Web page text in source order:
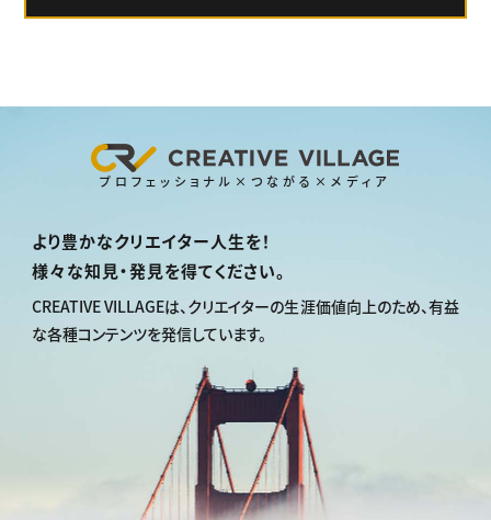
プロフェッショナル×つながる×メディア
より豊かなクリエイター人生を！
様々な知見・発見を得てください。
CREATIVE VILLAGEは、クリエイターの生涯価値向上のため、有益
な各種コンテンツを発信しています。